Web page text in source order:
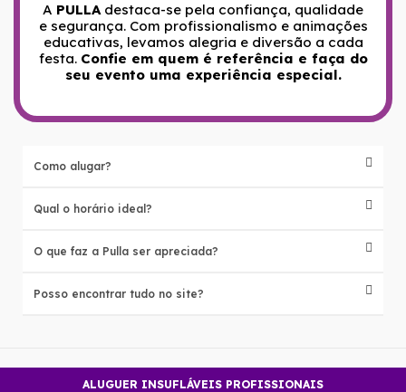
A PULLAdestaca-se pela confiança, qualidade
e segurança. Com profissionalismo e animações
educativas, levamos alegria e diversão a cada
festa. Confie em quem é referência e faça do
seu evento uma experiência especial.
Como alugar?
Qual o horário ideal?
O que faz a Pulla ser apreciada?
Posso encontrar tudo no site?
ALUGUER INSUFLÁVEIS PROFISSIONAIS